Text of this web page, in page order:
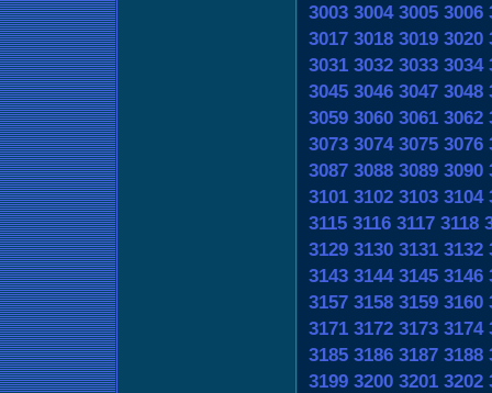
3003 3004 3005 3006
3017 3018 3019 3020
3031 3032 3033 3034
3045 3046 3047 3048
3059 3060 3061 3062
3073 3074 3075 3076
3087 3088 3089 3090
3101 3102 3103 3104
3115 3116 3117 3118
3129 3130 3131 3132
3143 3144 3145 3146
3157 3158 3159 3160
3171 3172 3173 3174
3185 3186 3187 3188
3199 3200 3201 3202